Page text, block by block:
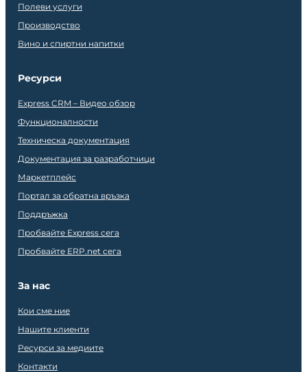
Полеви услуги
Производство
Вино и спиртни напитки
Ресурси
Express CRM – Видео обзор
Функционалности
Техническа документация
Документация за разработчици
Маркетплейс
Портал за обратна връзка
Поддръжка
Пробвайте Express сега
Пробвайте ERP.net сега
За нас
Кои сме ние
Нашите клиенти
Ресурси за медиите
Контакти